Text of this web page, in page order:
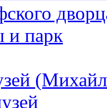
и парк